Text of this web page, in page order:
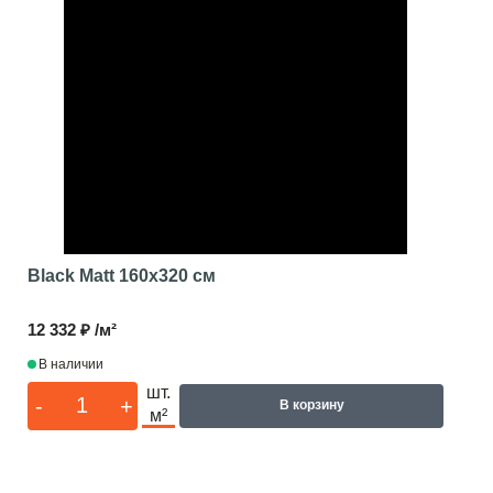
Black Matt 160x320 см
12 332 ₽ /м²
В наличии
- +
шт.
м²
В корзину